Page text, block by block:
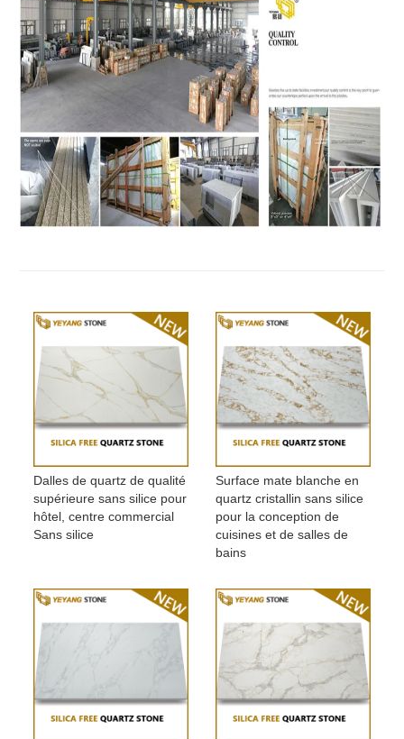
Dalles de quartz de qualité
supérieure sans silice pour
hôtel, centre commercial
Sans silice
Surface mate blanche en
quartz cristallin sans silice
pour la conception de
cuisines et de salles de
bains